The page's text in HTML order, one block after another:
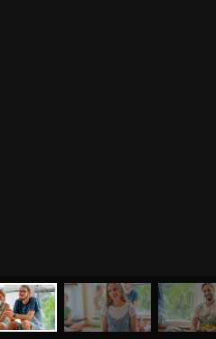
МЕНЮ О НАС МАГАЗИН